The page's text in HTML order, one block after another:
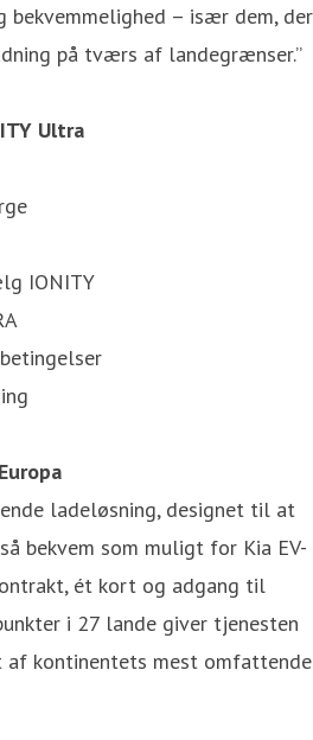
bekvemmelighed – især dem, der
på tværs af landegrænser.”
Ultra
IONITY
ladeløsning, designet til at
bekvem som muligt for Kia EV-
ét kort og adgang til
i 27 lande giver tjenesten
kontinentets mest omfattende